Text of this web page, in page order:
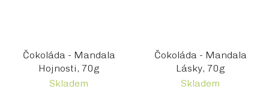
Čokoláda - Mandala
Hojnosti, 70g
Skladem
Čokoláda - Mandala
Lásky, 70g
Skladem